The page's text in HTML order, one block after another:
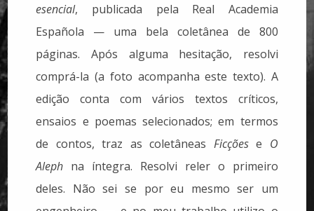
esencial, publicada pela Real Academia
Española — uma bela coletânea de 800
páginas. Após alguma hesitação, resolvi
comprá-la (a foto acompanha este texto). A
edição conta com vários textos críticos,
ensaios e poemas selecionados; em termos
de contos, traz as coletâneas Ficçõese O
Aleph na íntegra. Resolvi reler o primeiro
deles. Não sei se por eu mesmo ser um